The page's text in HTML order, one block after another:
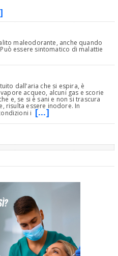
maleodorante, anche quando
essere sintomatico di malattie
dall’aria che si espira, è
acqueo, alcuni gas e scorie
e, se si è sani e non si trascura
risulta essere inodore. In
i
[...]